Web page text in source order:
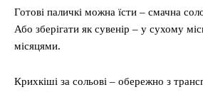
Готові паличкі можна їсти – смачна
Або зберігати як сувенір – у сухому
місяцями.
Крихкіші за сольові – обережно з